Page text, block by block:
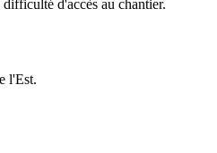
d'accès au chantier.
l'Est.